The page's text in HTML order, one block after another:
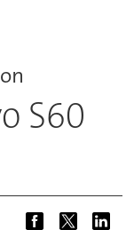
S60